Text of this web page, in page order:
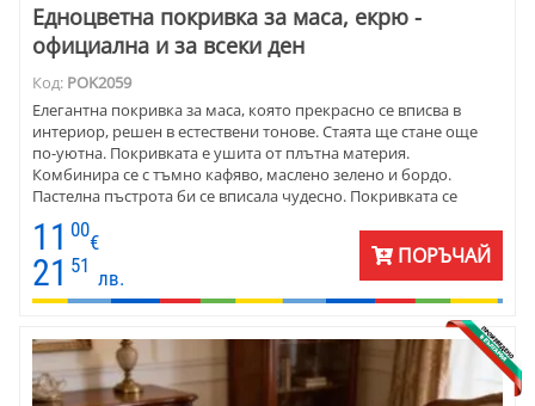
Едноцветна покривка за маса, екрю -
официална и за всеки ден
Код: POK2059
Елегантна покривка за маса, която прекрасно се вписва в
интериор, решен в естествени тонове. Стаята ще стане още
по-уютна. Покривката е ушита от плътна материя.
Комбинира се с тъмно кафяво, маслено зелено и бордо.
Пастелна пъстрота би се вписала чудесно. Покривката се
предлага се в различни размери и форма. Подходяща е за
дома, за заведения и клубове. Съчетайте с тъмно каре или
тишлайфер от жакард.
11 00
€
21 51
лв.
ПОРЪЧАЙ